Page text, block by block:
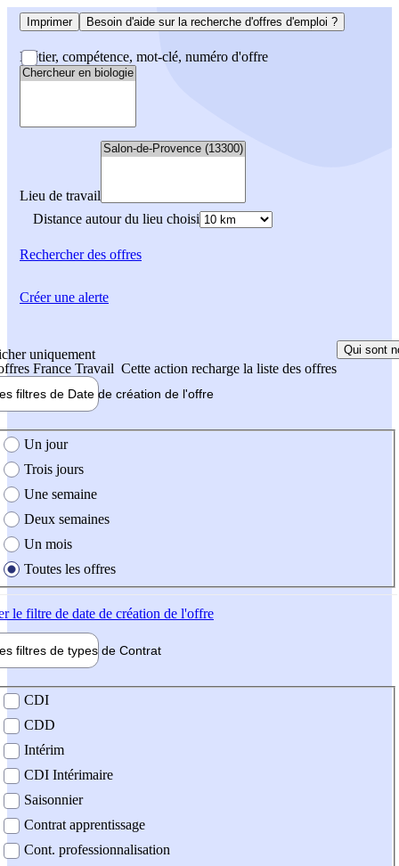
Imprimer Besoin d'aide sur la recherche d'offres d'emploi ?
Métier, compétence, mot-clé, numéro d'offre
Lieu de travail
Distance autour du lieu choisi
Rechercherdes offres
uniquement
France Travail Cette action recharge la liste des offres
Qui sont
filtres de Date de création de l'offre
création de l'offre
Un jour
Trois jours
Une semaine
Deux semaines
Un mois
Toutes les offres
le filtre de date de création de l'offre
filtres de types de Contrat
contrat
CDI
CDD
Intérim
CDI Intérimaire
Saisonnier
Contrat apprentissage
Cont. professionnalisation
Créer une alerte